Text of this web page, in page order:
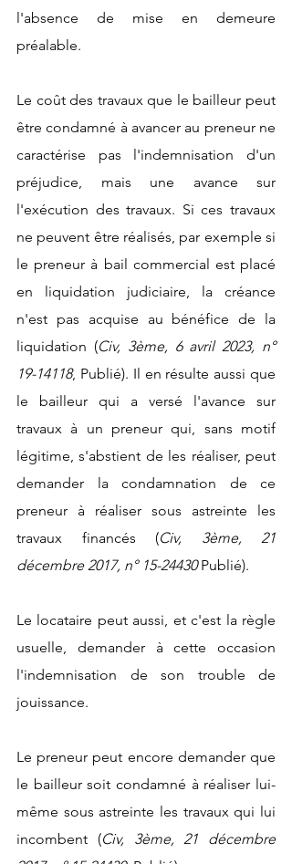
l'absence de mise en demeure
préalable.
Le coût des travaux que le bailleur peut
être condamné à avancer au preneur ne
caractérise pas l'indemnisation d'un
préjudice, mais une avance sur
l'exécution des travaux. Si ces travaux
ne peuvent être réalisés, par exemple si
le preneur à bail commercial est placé
en liquidation judiciaire, la créance
n'est pas acquise au bénéfice de la
liquidation (Civ, 3ème, 6 avril 2023, n°
19-14118, Publié). Il en résulte aussi que
le bailleur qui a versé l'avance sur
travaux à un preneur qui, sans motif
légitime, s'abstient de les réaliser, peut
demander la condamnation de ce
preneur à réaliser sous astreinte les
travaux financés (Civ, 3ème, 21
décembre 2017, n° 15-24430 Publié).
Le locataire peut aussi, et c'est la règle
usuelle, demander à cette occasion
l'indemnisation de son trouble de
jouissance.
Le preneur peut encore demander que
le bailleur soit condamné à réaliser lui-
même sous astreinte les travaux qui lui
incombent (Civ, 3ème, 21 décembre